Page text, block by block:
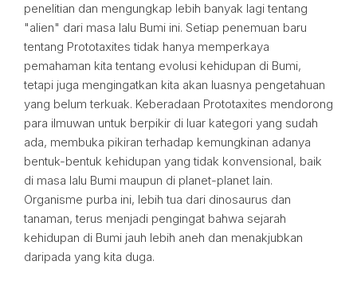
penelitian dan mengungkap lebih banyak lagi tentang
"alien" dari masa lalu Bumi ini. Setiap penemuan baru
tentang Prototaxites tidak hanya memperkaya
pemahaman kita tentang evolusi kehidupan di Bumi,
tetapi juga mengingatkan kita akan luasnya pengetahuan
yang belum terkuak. Keberadaan Prototaxites mendorong
para ilmuwan untuk berpikir di luar kategori yang sudah
ada, membuka pikiran terhadap kemungkinan adanya
bentuk-bentuk kehidupan yang tidak konvensional, baik
di masa lalu Bumi maupun di planet-planet lain.
Organisme purba ini, lebih tua dari dinosaurus dan
tanaman, terus menjadi pengingat bahwa sejarah
kehidupan di Bumi jauh lebih aneh dan menakjubkan
daripada yang kita duga.